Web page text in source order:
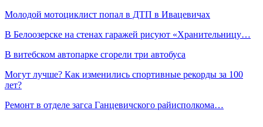
Молодой мотоциклист попал в ДТП в Ивацевичах
В Белоозерске на стенах гаражей рисуют «Хранительницу…
В витебском автопарке сгорели три автобуса
Могут лучше? Как изменились спортивные рекорды за 100
лет?
Ремонт в отделе загса Ганцевичского райисполкома…